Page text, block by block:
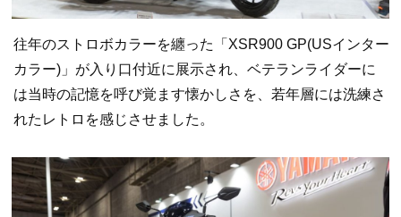
往年のストロボカラーを纏った「XSR900 GP(USインター
カラー)」が入り口付近に展示され、ベテランライダーに
は当時の記憶を呼び覚ます懐かしさを、若年層には洗練さ
れたレトロを感じさせました。